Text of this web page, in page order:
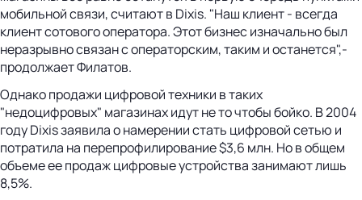
мобильной связи, считают в Dixis. "Наш клиент - всегда
клиент сотового оператора. Этот бизнес изначально был
неразрывно связан с операторским, таким и останется",-
продолжает Филатов.
Однако продажи цифровой техники в таких
"недоцифровых" магазинах идут не то чтобы бойко. В 2004
году Dixis заявила о намерении стать цифровой сетью и
потратила на перепрофилирование $3,6 млн. Но в общем
объеме ее продаж цифровые устройства занимают лишь
8,5%.